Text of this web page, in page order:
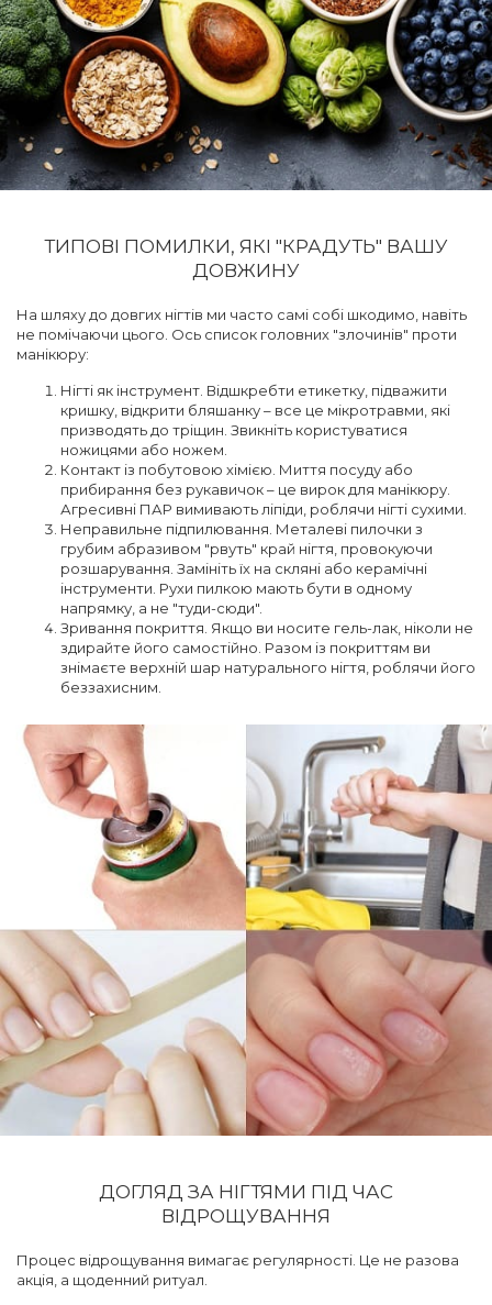
ТИПОВІ ПОМИЛКИ, ЯКІ "КРАДУТЬ" ВАШУ
ДОВЖИНУ
На шляху до довгих нігтів ми часто самі собі шкодимо, навіть
не помічаючи цього. Ось список головних "злочинів" проти
манікюру:
Нігті як інструмент. Відшкребти етикетку, підважити
кришку, відкрити бляшанку – все це мікротравми, які
призводять до тріщин. Звикніть користуватися
ножицями або ножем.
Контакт із побутовою хімією. Миття посуду або
прибирання без рукавичок – це вирок для манікюру.
Агресивні ПАР вимивають ліпіди, роблячи нігті сухими.
Неправильне підпилювання. Металеві пилочки з
грубим абразивом "рвуть" край нігтя, провокуючи
розшарування. Замініть їх на скляні або керамічні
інструменти. Рухи пилкою мають бути в одному
напрямку, а не "туди-сюди".
Зривання покриття. Якщо ви носите гель-лак, ніколи не
здирайте його самостійно. Разом із покриттям ви
знімаєте верхній шар натурального нігтя, роблячи його
беззахисним.
ДОГЛЯД ЗА НІГТЯМИ ПІД ЧАС
ВІДРОЩУВАННЯ
Процес відрощування вимагає регулярності. Це не разова
акція, а щоденний ритуал.